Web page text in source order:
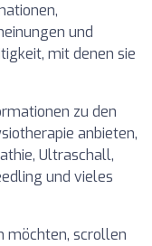
und
mit denen sie
zu den
anbieten,
Ultraschall,
und vieles
möchten, scrollen